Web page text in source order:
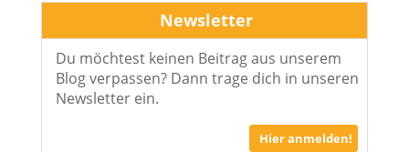
Newsletter
Du möchtest keinen Beitrag aus unserem
Blog verpassen? Dann trage dich in unseren
Newsletter ein.
Hier anmelden!